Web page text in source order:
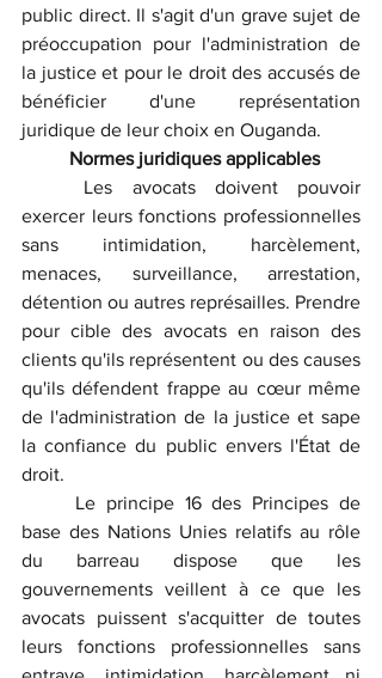
public direct. Il s'agit d'un grave sujet de
préoccupation pour l'administration de
la justice et pour le droit des accusés de
bénéficier d'une représentation
juridique de leur choix en Ouganda.
	Normes juridiques applicables
exercer leurs fonctions professionnelles
sans intimidation, harcèlement,
menaces, surveillance, arrestation,
détention ou autres représailles. Prendre
pour cible des avocats en raison des
clients qu'ils représentent ou des causes
qu'ils défendent frappe au cœur même
de l'administration de la justice et sape
la confiance du public envers l'État de
droit.
base des Nations Unies relatifs au rôle
du barreau dispose que les
gouvernements veillent à ce que les
avocats puissent s'acquitter de toutes
leurs fonctions professionnelles sans